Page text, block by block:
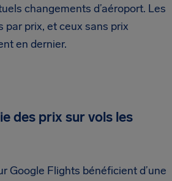
changements d’aéroport. Les
prix, et ceux sans prix
en dernier.
des prix sur vols les
Google Flights bénéficient d’une